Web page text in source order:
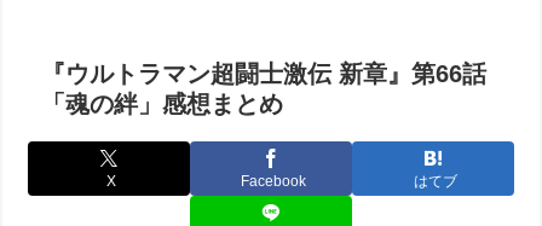
『ウルトラマン超闘士激伝 新章』第66話
「魂の絆」感想まとめ
X Facebook はてブ